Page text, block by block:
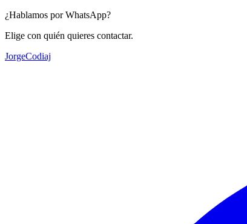
¿Hablamos por WhatsApp?
Elige con quién quieres contactar.
JorgeCodiaj